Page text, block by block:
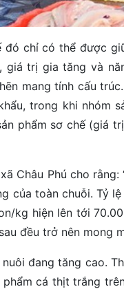
đó chỉ có thể được
giá trị gia tăng và
mang tính cấu
trong khi nhóm
phẩm sơ chế (giá
Châu Phú cho
của toàn chuỗi. Tỷ
kg hiện lên tới
đều trở nên mong
đang tăng cao.
phẩm cá thịt trắng